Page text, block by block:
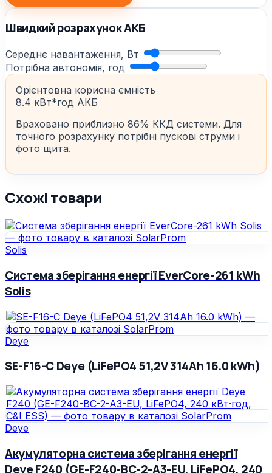
Швидкий розрахунок АКБ
Середнє навантаження, Вт
Потрібна автономія, год
Орієнтовна корисна ємність
8.4 кВт*год АКБ
Враховано приблизно 86% ККД системи. Для
точного розрахунку потрібні пускові струми і
фото щита.
Схожі товари
Solis
Система зберігання енергії EverCore-261 kWh
Solis
Deye
SE-F16-С Deye (LiFePO4 51,2V 314Ah 16.0 kWh)
Deye
Акумуляторна система зберігання енергії
Deye F240 (GE-F240-BC-2-A3-EU, LiFePO4, 240